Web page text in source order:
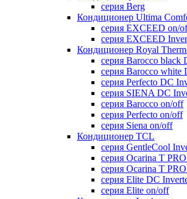
серия Berg
Кондиционер Ultima
серия EXCEED on/
серия EXCEED
Кондиционер Royal
серия Barocco black
серия Barocco white
серия Perfecto DC
серия SIENA DC
серия Barocco on/off
серия Perfecto on/off
серия Siena on/off
Кондиционер TCL
серия GentleCool
серия Ocarina T
серия Ocarina T
серия Elite DC
серия Elite on/off